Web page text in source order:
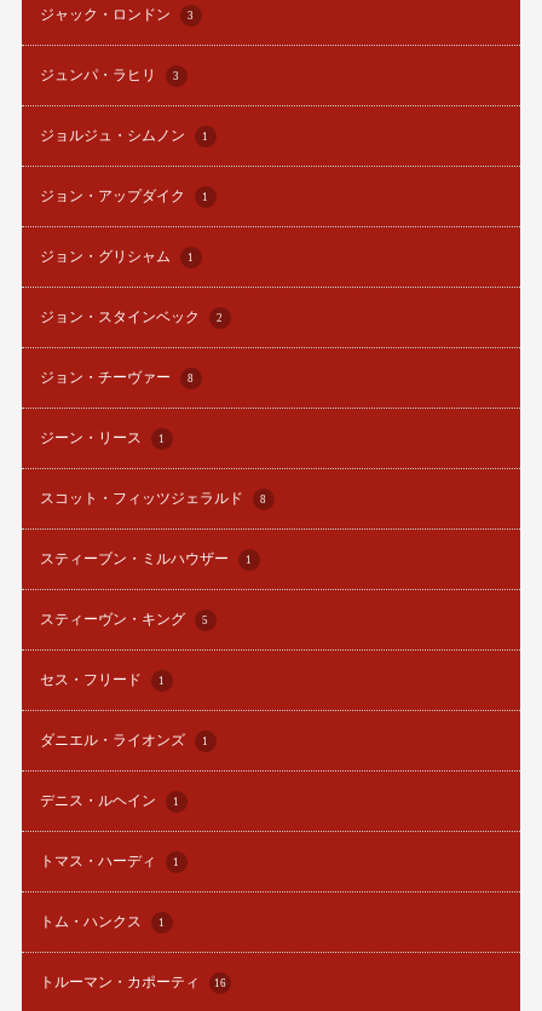
ジャック・ロンドン 3
ジュンパ・ラヒリ 3
ジョルジュ・シムノン 1
ジョン・アップダイク 1
ジョン・グリシャム 1
ジョン・スタインベック 2
ジョン・チーヴァー 8
ジーン・リース 1
スコット・フィッツジェラルド 8
スティーブン・ミルハウザー 1
スティーヴン・キング 5
セス・フリード 1
ダニエル・ライオンズ 1
デニス・ルヘイン 1
トマス・ハーディ 1
トム・ハンクス 1
トルーマン・カポーティ 16